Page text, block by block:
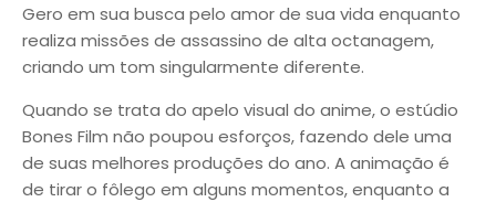
Gero em sua busca pelo amor de sua vida enquanto
realiza missões de assassino de alta octanagem,
criando um tom singularmente diferente.
Quando se trata do apelo visual do anime, o estúdio
Bones Film não poupou esforços, fazendo dele uma
de suas melhores produções do ano. A animação é
de tirar o fôlego em alguns momentos, enquanto a